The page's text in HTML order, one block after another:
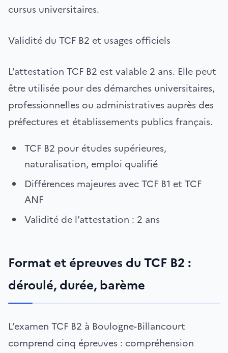
cursus universitaires.
Validité du TCF B2 et usages officiels
L’attestation TCF B2 est valable 2 ans. Elle peut
être utilisée pour des démarches universitaires,
professionnelles ou administratives auprès des
préfectures et établissements publics français.
TCF B2 pour études supérieures,
naturalisation, emploi qualifié
Différences majeures avec TCF B1 et TCF
ANF
Validité de l’attestation : 2 ans
Format et épreuves du TCF B2 :
déroulé, durée, barème
L’examen TCF B2 à Boulogne-Billancourt
comprend cinq épreuves : compréhension